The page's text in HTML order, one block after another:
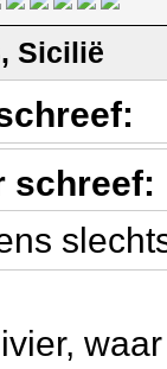
Sicilië
schreef: